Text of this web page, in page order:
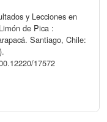
y Lecciones en
de Pica :
Santiago, Chile:
17572